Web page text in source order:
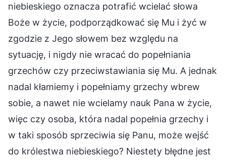
niebieskiego oznacza potrafić wcielać słowa
Boże w życie, podporządkować się Mu i żyć w
zgodzie z Jego słowem bez względu na
sytuację, i nigdy nie wracać do popełniania
grzechów czy przeciwstawiania się Mu. A jednak
nadal kłamiemy i popełniamy grzechy wbrew
sobie, a nawet nie wcielamy nauk Pana w życie,
więc czy osoba, która nadal popełnia grzechy i
w taki sposób sprzeciwia się Panu, może wejść
do królestwa niebieskiego? Niestety błędne jest